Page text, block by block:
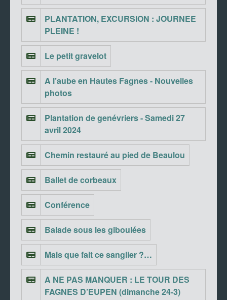
PLANTATION, EXCURSION : JOURNEE
PLEINE !
Le petit gravelot
A l’aube en Hautes Fagnes - Nouvelles
photos
Plantation de genévriers - Samedi 27
avril 2024
Chemin restauré au pied de Beaulou
Ballet de corbeaux
Conférence
Balade sous les giboulées
Mais que fait ce sanglier ?…
A NE PAS MANQUER : LE TOUR DES
FAGNES D’EUPEN (dimanche 24-3)